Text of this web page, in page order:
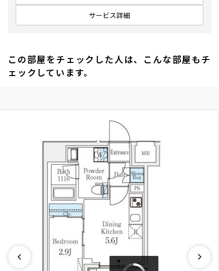
サービス詳細
この部屋をチェックした人は、こんな部屋もチ
ェックしています。